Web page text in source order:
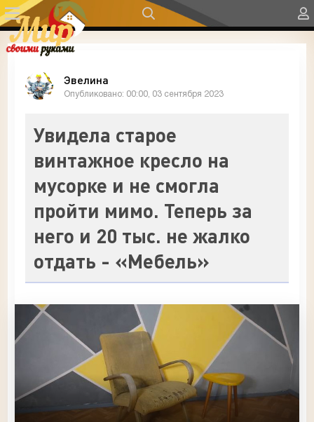
Эвелина
Опубликовано: 00:00, 03 сентября 2023
Увидела старое
винтажное кресло на
мусорке и не смогла
пройти мимо. Теперь за
него и 20 тыс. не жалко
отдать - «Мебель»